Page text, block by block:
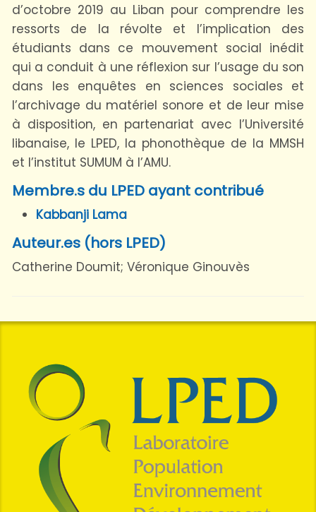
d’octobre 2019 au Liban pour comprendre les
ressorts de la révolte et l’implication des
étudiants dans ce mouvement social inédit
qui a conduit à une réflexion sur l’usage du son
dans les enquêtes en sciences sociales et
l’archivage du matériel sonore et de leur mise
à disposition, en partenariat avec l’Université
libanaise, le LPED, la phonothèque de la MMSH
et l’institut SUMUM à l’AMU.
Membre.s du LPED ayant contribué
Kabbanji Lama
Auteur.es (hors LPED)
Catherine Doumit; Véronique Ginouvès